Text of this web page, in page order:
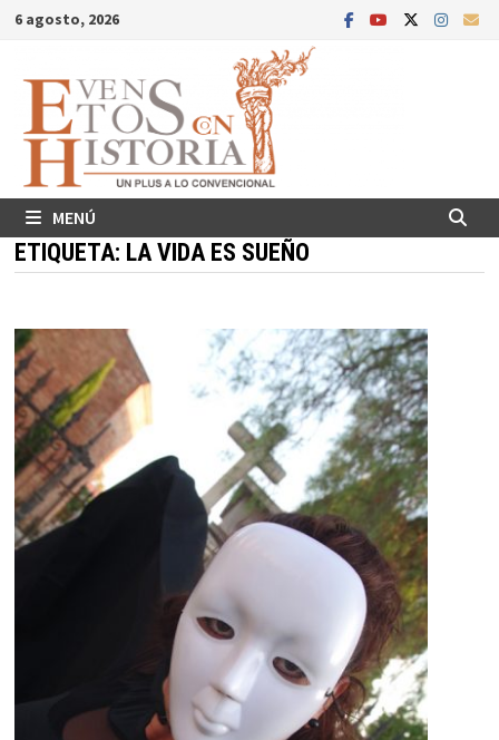
Saltar
contenido
6 agosto, 2026
MENÚ
ETIQUETA: LA VIDA ES SUEÑO